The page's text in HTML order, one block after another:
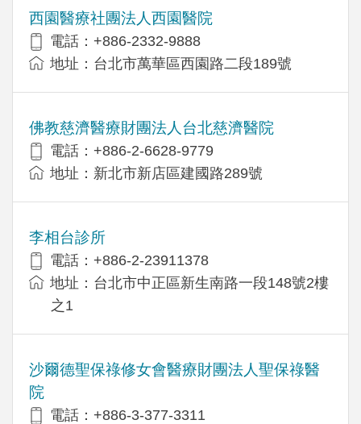
西園醫療社團法人西園醫院
電話：+886-2332-9888
地址：台北市萬華區西園路二段189號
佛教慈濟醫療財團法人台北慈濟醫院
電話：+886-2-6628-9779
地址：新北市新店區建國路289號
李相台診所
電話：+886-2-23911378
地址：台北市中正區新生南路一段148號2樓
之1
沙爾德聖保祿修女會醫療財團法人聖保祿醫
院
電話：+886-3-377-3311